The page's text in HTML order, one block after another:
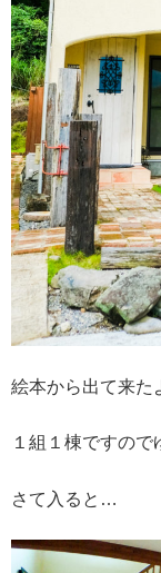
絵本から出て来た
１組１棟ですので
さて入ると…